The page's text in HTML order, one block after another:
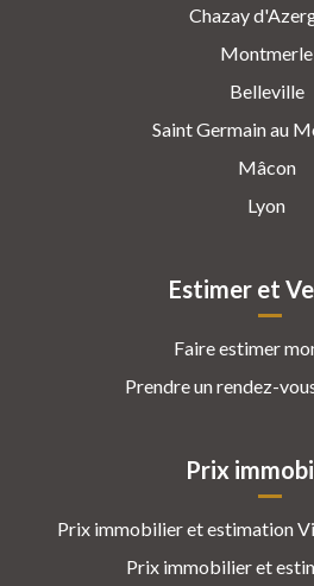
Chazay
Montmerle
Belleville
Saint Germain au
Mâcon
Lyon
Estimer et
Faire estimer
Prendre un rendez-
Prix
Prix immobilier et estimation
Prix immobilier et